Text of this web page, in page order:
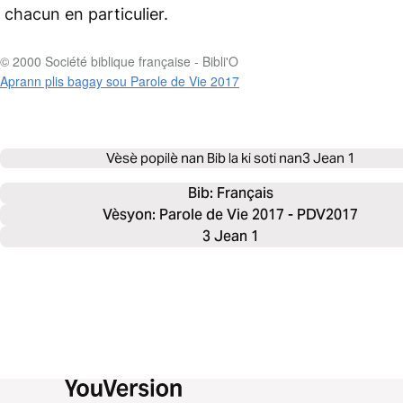
chacun en particulier.
© 2000 Société biblique française - Bibli'O
Aprann plis bagay sou Parole de Vie 2017
Vèsè popilè nan Bib la ki soti nan3 Jean 1
Bib: Français
Vèsyon: Parole de Vie 2017 - PDV2017
3 Jean 1